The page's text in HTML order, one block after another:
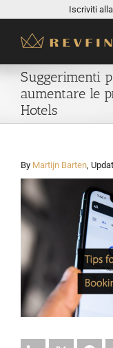
content
Iscriviti
Suggerimenti
aumentare le
Hotels
By Martijn Barten,
View
Larger
Image